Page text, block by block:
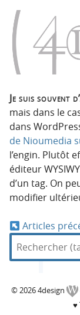
Je suis souvent
mais dans le
dans
de Nioumedia
l’engin. Plutôt
éditeur
d’un tag. On
modifier
N
a
v
Articles
R
R
e
d
4
C
© 2026 4design
♥